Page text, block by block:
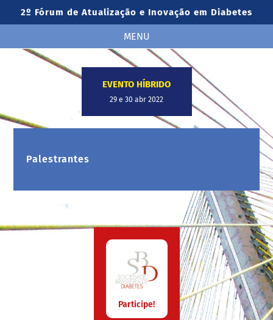
2º Fórum de Atualização e Inovação em Diabetes
MENU
EVENTO HÍBRIDO
29 e 30 abr 2022
Palestrantes
Participe!